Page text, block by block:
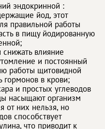
эндокринной :
йод, этот
правильной работы
в пищу йодированную
влияние
и постоянный
работы щитовидной
гормонов в крови;
и простых углеводов
насыщают организм
от них нельзя, но
способствует
что приводит к